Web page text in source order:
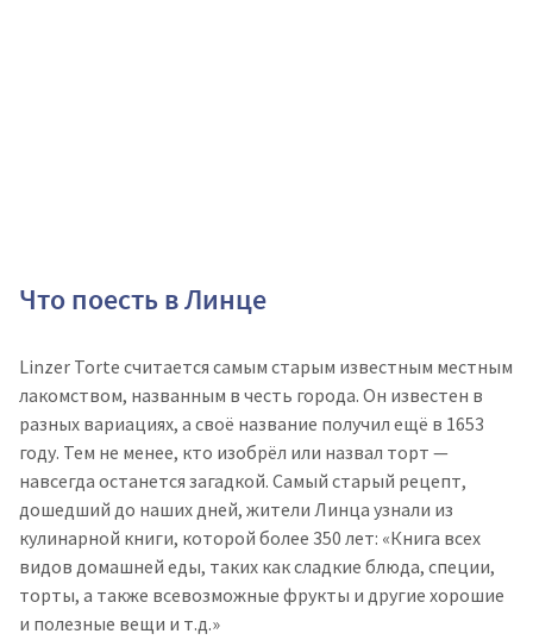
Что поесть в Линце
Linzer Torte считается самым старым известным местным
лакомством, названным в честь города. Он известен в
разных вариациях, а своё название получил ещё в 1653
году. Тем не менее, кто изобрёл или назвал торт —
навсегда останется загадкой. Самый старый рецепт,
дошедший до наших дней, жители Линца узнали из
кулинарной книги, которой более 350 лет: «Книга всех
видов домашней еды, таких как сладкие блюда, специи,
торты, а также всевозможные фрукты и другие хорошие
и полезные вещи и т.д.»